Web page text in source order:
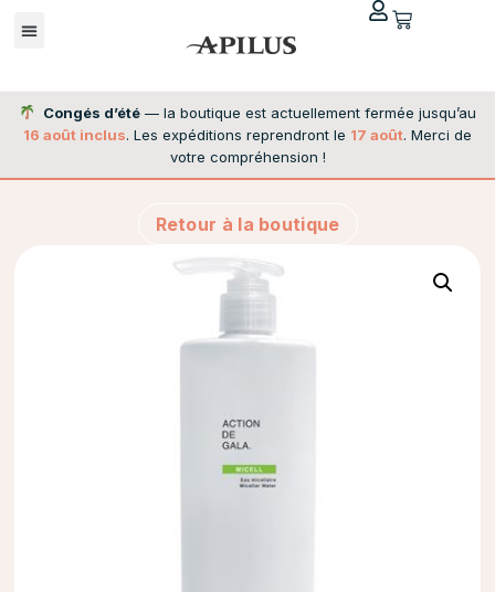
Congés d’été — la boutique est actuellement fermée jusqu’au
16 août inclus. Les expéditions reprendront le 17 août. Merci de
votre compréhension !
Retour à la boutique